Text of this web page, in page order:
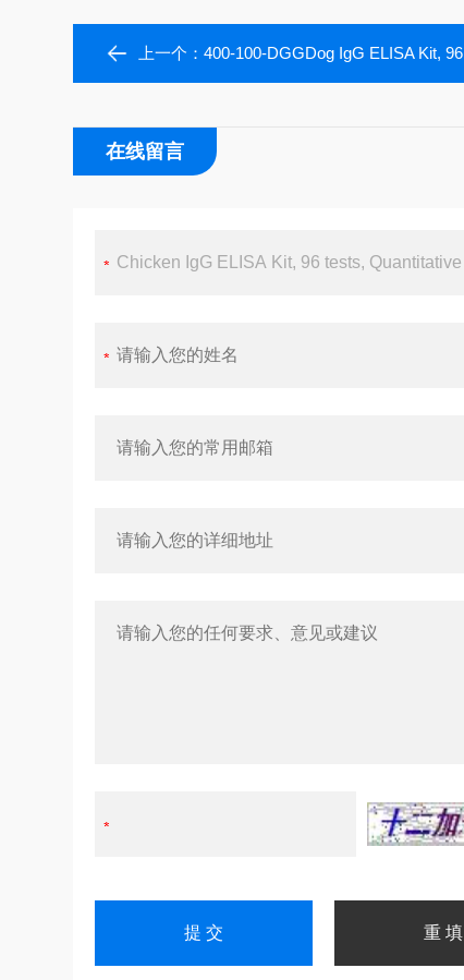
上一个：400-100-DGGDog IgG ELISA Kit, 96 tests, Quantitative
在线留言